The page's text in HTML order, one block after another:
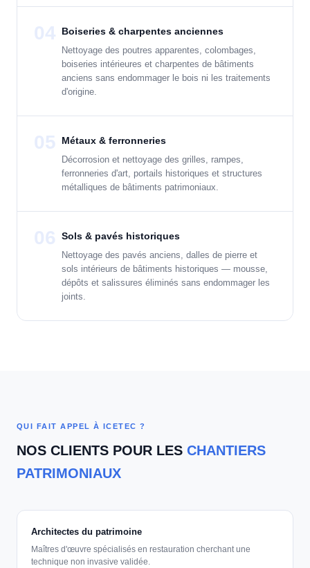
04 Boiseries & charpentes anciennes
Nettoyage des poutres apparentes, colombages,
boiseries intérieures et charpentes de bâtiments
anciens sans endommager le bois ni les traitements
d'origine.
05 Métaux & ferronneries
Décorrosion et nettoyage des grilles, rampes,
ferronneries d'art, portails historiques et structures
métalliques de bâtiments patrimoniaux.
06 Sols & pavés historiques
Nettoyage des pavés anciens, dalles de pierre et
sols intérieurs de bâtiments historiques — mousse,
dépôts et salissures éliminés sans endommager les
joints.
QUI FAIT APPEL À ICETEC ?
NOS CLIENTS POUR LES CHANTIERS
PATRIMONIAUX
Architectes du patrimoine
Maîtres d'œuvre spécialisés en restauration cherchant une
technique non invasive validée.